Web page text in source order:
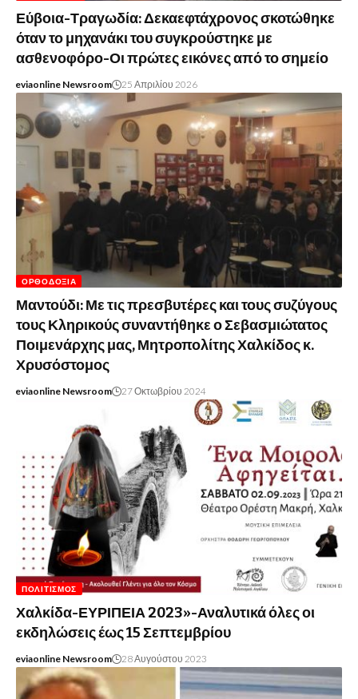
Εύβοια-Τραγωδία: Δεκαεφτάχρονος σκοτώθηκε
όταν το μηχανάκι του συγκρούστηκε με
ασθενοφόρο-Οι πρώτες εικόνες από το σημείο
eviaonline Newsroom 25 Απριλίου 2026
ΟΡΘΟΔΟΞΊΑ
Μαντούδι: Με τις πρεσβυτέρες και τους συζύγους
τους Κληρικούς συναντήθηκε ο Σεβασμιώτατος
Ποιμενάρχης μας, Μητροπολίτης Χαλκίδος κ.
Χρυσόστομος
eviaonline Newsroom 27 Οκτωβρίου 2024
ΠΟΛΙΤΙΣΜΌΣ
Χαλκίδα-ΕΥΡΙΠΕΙΑ 2023»-Αναλυτικά όλες οι
εκδηλώσεις έως 15 Σεπτεμβρίου
eviaonline Newsroom 28 Αυγούστου 2023